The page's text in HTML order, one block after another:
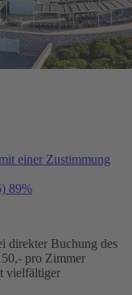
einer Zustimmung
89%
direkter Buchung des
pro Zimmer
vielfältiger